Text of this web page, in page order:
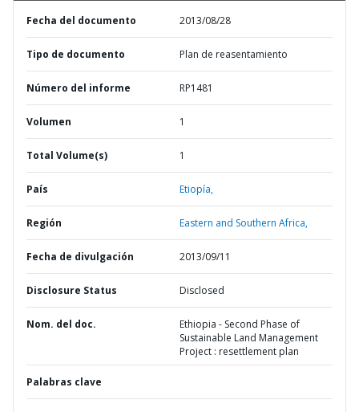
Fecha del documento 2013/08/28
Tipo de documento Plan de reasentamiento
Número del informe RP1481
Volumen 1
Total Volume(s) 1
País Etiopía,
Región Eastern and Southern Africa,
Fecha de divulgación 2013/09/11
Disclosure Status Disclosed
Nom. del doc.
Ethiopia - Second Phase of
Sustainable Land Management
Project : resettlement plan
Palabras clave